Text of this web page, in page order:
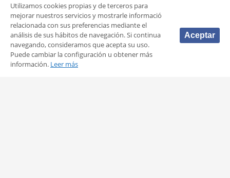
Voluntariado deportivo de Valencia
Turismo y deporte
Económica y conocimiento
Premios
PERFIL DEL CONTRATANTE
Utilizamos cookies propias y de terceros para
mejorar nuestros servicios y mostrarle informació
relacionada con sus preferencias mediante el
análisis de sus hábitos de navegación. Si continua
navegando, consideramos que acepta su uso.
Puede cambiar la configuración u obtener más
información. Leer más
Aceptar